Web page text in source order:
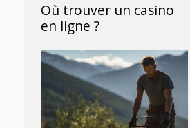
Où trouver un casino
en ligne ?